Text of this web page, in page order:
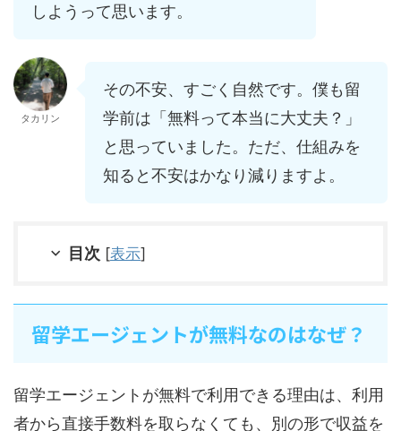
しようって思います。
タカリン
その不安、すごく自然です。僕も留
学前は「無料って本当に大丈夫？」
と思っていました。ただ、仕組みを
知ると不安はかなり減りますよ。
目次 [表示]
留学エージェントが無料なのはなぜ？
留学エージェントが無料で利用できる理由は、利用
者から直接手数料を取らなくても、別の形で収益を